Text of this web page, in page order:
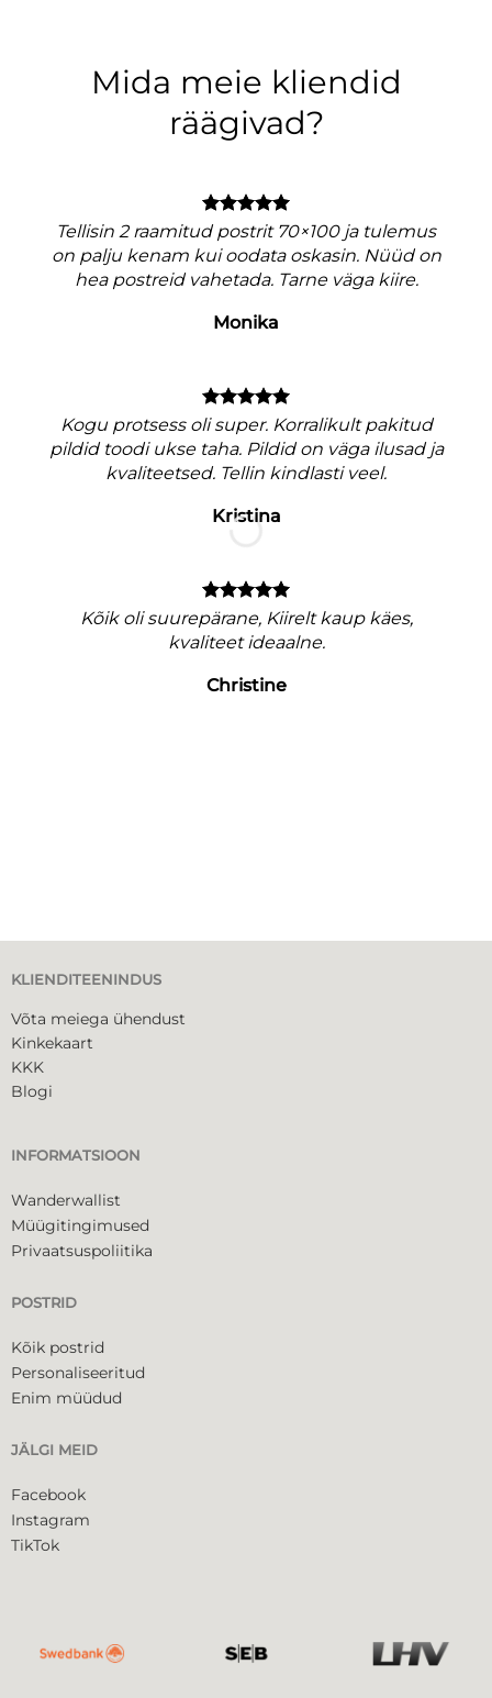
Mida meie kliendid
räägivad?
Tellisin 2 raamitud postrit 70×100 ja tulemus
on palju kenam kui oodata oskasin. Nüüd on
hea postreid vahetada. Tarne väga kiire.
Monika
Kogu protsess oli super. Korralikult pakitud
pildid toodi ukse taha. Pildid on väga ilusad ja
kvaliteetsed. Tellin kindlasti veel.
Kristina
Kõik oli suurepärane, Kiirelt kaup käes,
kvaliteet ideaalne.
Christine
KLIENDITEENINDUS
Võta meiega ühendust
Kinkekaart
KKK
Blogi
INFORMATSIOON
Wanderwallist
Müügitingimused
Privaatsuspoliitika
POSTRID
Kõik postrid
Personaliseeritud
Enim müüdud
JÄLGI MEID
Facebook
Instagram
TikTok